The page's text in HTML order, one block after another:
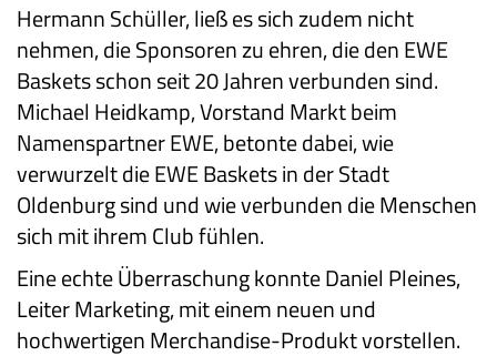
Hermann Schüller, ließ es sich zudem nicht
nehmen, die Sponsoren zu ehren, die den EWE
Baskets schon seit 20 Jahren verbunden sind.
Michael Heidkamp, Vorstand Markt beim
Namenspartner EWE, betonte dabei, wie
verwurzelt die EWE Baskets in der Stadt
Oldenburg sind und wie verbunden die Menschen
sich mit ihrem Club fühlen.
Eine echte Überraschung konnte Daniel Pleines,
Leiter Marketing, mit einem neuen und
hochwertigen Merchandise-Produkt vorstellen.